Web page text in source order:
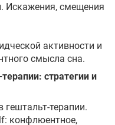
Искажения, смещения
активности и
смысла сна.
стратегии и
терапии.
конфлюентное,